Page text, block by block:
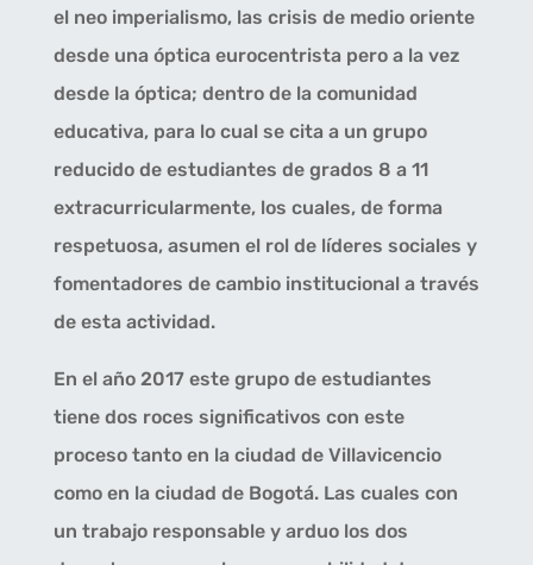
el neo imperialismo, las crisis de medio oriente
desde una óptica eurocentrista pero a la vez
desde la óptica; dentro de la comunidad
educativa, para lo cual se cita a un grupo
reducido de estudiantes de grados 8 a 11
extracurricularmente, los cuales, de forma
respetuosa, asumen el rol de líderes sociales y
fomentadores de cambio institucional a través
de esta actividad.
En el año 2017 este grupo de estudiantes
tiene dos roces significativos con este
proceso tanto en la ciudad de Villavicencio
como en la ciudad de Bogotá. Las cuales con
un trabajo responsable y arduo los dos